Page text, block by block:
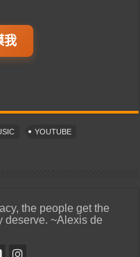
我
YOUTUBE
the people get the
deserve. ~Alexis de